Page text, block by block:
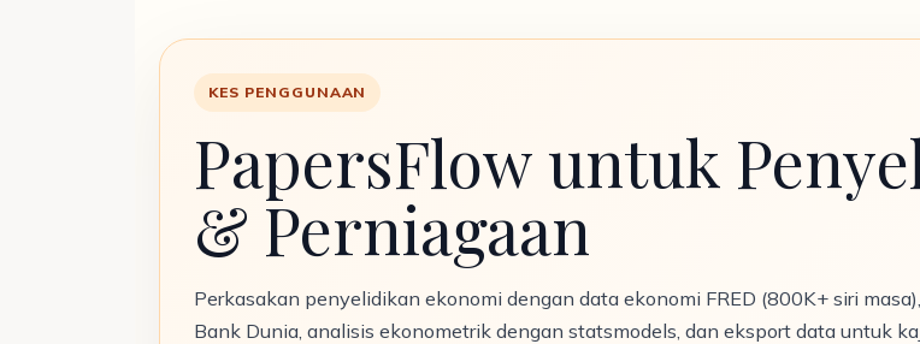
KES PENGGUNAAN
PapersFlow untuk
& Perniagaan
Perkasakan penyelidikan ekonomi dengan data ekonomi FRED (800K+ siri
Bank Dunia, analisis ekonometrik dengan statsmodels, dan eksport data untuk